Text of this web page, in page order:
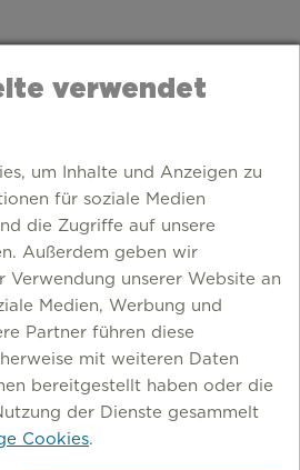
verwendet
um Inhalte und Anzeigen zu
für soziale Medien
die Zugriffe auf unsere
Außerdem geben wir
Verwendung unserer Website an
Medien, Werbung und
Partner führen diese
mit weiteren Daten
bereitgestellt haben oder die
der Dienste gesammelt
Cookies.